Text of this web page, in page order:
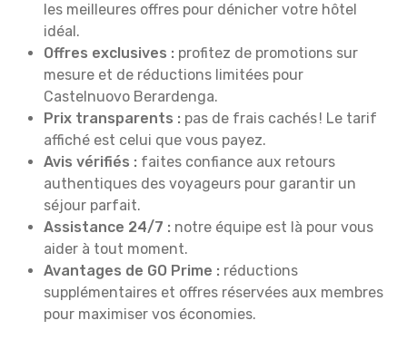
les meilleures offres pour dénicher votre hôtel
idéal.
Offres exclusives : profitez de promotions sur
mesure et de réductions limitées pour
Castelnuovo Berardenga.
Prix transparents : pas de frais cachés ! Le tarif
affiché est celui que vous payez.
Avis vérifiés : faites confiance aux retours
authentiques des voyageurs pour garantir un
séjour parfait.
Assistance 24/7 : notre équipe est là pour vous
aider à tout moment.
Avantages de GO Prime : réductions
supplémentaires et offres réservées aux membres
pour maximiser vos économies.